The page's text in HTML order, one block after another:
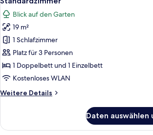
Fotos
für
Standardzimmer
anzeigen
Blick auf den Garten
19 m²
1 Schlafzimmer
Platz für 3 Personen
1 Doppelbett und 1 Einzelbett
Kostenloses WLAN
Weitere Details
Weitere
Daten auswählen